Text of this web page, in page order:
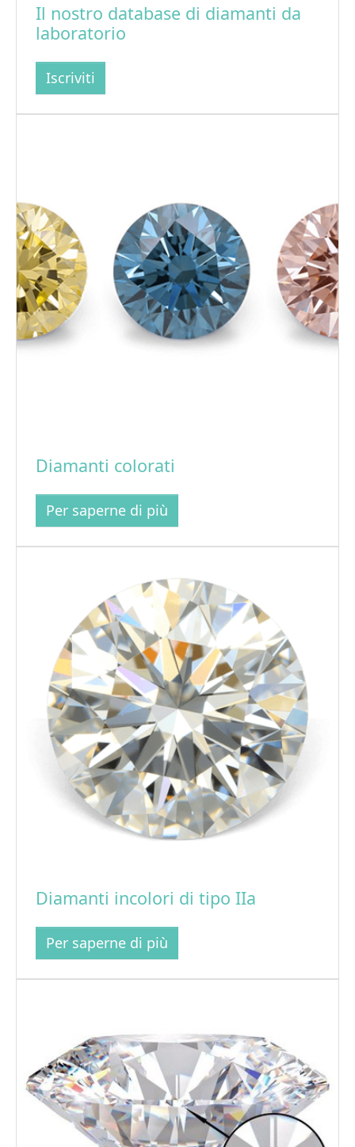
Il nostro database di diamanti da
laboratorio
Iscriviti
Diamanti colorati
Per saperne di più
Diamanti incolori di tipo IIa
Per saperne di più